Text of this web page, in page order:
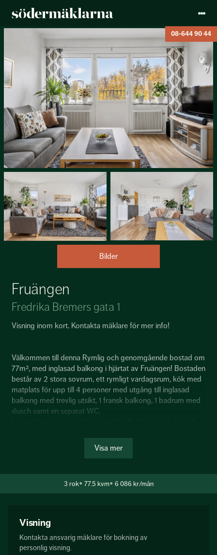
08-644 90 44
Bilder
Fredrika Bremers gata 1
Fruängen
Visning inom kort. Kontakta mäklare för mer info!
Välkommen till denna Rymlig och genomgående bostad om
77m², med inglasad balkong i hjärtat av Fruängen! Bostaden
består av 2 stora sovrum, ett rymligt vardagsrum, kök med
matplats för upp till 4 personer med utgång till inglasad
balkong med trevlig utsikt, 1 fransk balkong, 1 badrum med
dusch samt en separat WC.
centralt läge i hjärtat av fruängen och ett stenkast från
Fruängen centrum med kommunikationer nära till hands.
Visa mer
3 rok 77.5 kvm 6 086 kr/mån
Visning
Kontakta ansvarig mäklare för bokning av
personlig visning.